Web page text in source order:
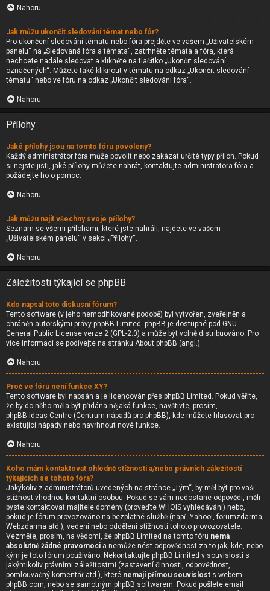
Nahoru
Jak můžu ukončit sledování témat nebo fór?
Pro ukončení sledování tématu nebo fóra přejděte ve vašem „Uživatelském
panelu“ na „Sledovaná fóra a témata“, zatrhněte témata a fóra, která
nechcete nadále sledovat a klikněte na tlačítko „Ukončit sledování
označených“. Můžete také kliknout v tématu na odkaz „Ukončit sledování
tématu“ nebo ve fóru na odkaz „Ukončit sledování fóra“.
Nahoru
Přílohy
Jaké přílohy jsou na tomto fóru povoleny?
Každý administrátor fóra může povolit nebo zakázat určité typy příloh. Pokud
si nejste jisti, jaké přílohy můžete nahrát, kontaktujte administrátora fóra a
požádejte ho o pomoc.
Nahoru
Jak můžu najít všechny svoje přílohy?
Seznam se všemi přílohami, které jste nahráli, najdete ve vašem
„Uživatelském panelu“ v sekci „Přílohy“.
Nahoru
Záležitosti týkající se phpBB
Kdo napsal toto diskusní fórum?
Tento software (v jeho nemodifikované podobě) byl vytvořen, zveřejněn a
chráněn autorskými právy phpBB Limited . phpBB je dostupné pod GNU
General Public License verze 2 (GPL-2.0) a může být volně distribuováno. Pro
více informací se podívejte na stránku About phpBB (angl.).
Nahoru
Proč ve fóru není funkce XY?
Tento software byl napsán a je licencován přes phpBB Limited. Pokud věříte,
že by do něho měla být přidána nějaká funkce, navštivte, prosím,
phpBB Ideas Centre (Centrum nápadů pro phpBB), kde můžete hlasovat pro
existující nápady nebo navrhnout nové funkce.
Nahoru
Koho mám kontaktovat ohledně stížnosti a/nebo právních záležitostí
týkajících se tohoto fóra?
Jakýkoliv z administrátorů uvedených na stránce „Tým“, by měl být pro vaši
stížnost vhodnou kontaktní osobou. Pokud se vám nedostane odpovědi, měli
byste kontaktovat majitele domény (proveďte WHOIS vyhledávání) nebo,
pokud je fórum provozováno na bezplatné službě (např. Yahoo!, forumzdarma,
Webzdarma atd.), vedení nebo oddělení stížností tohoto provozovatele.
Vezměte, prosím, na vědomí, že phpBB Limited na tomto fóru nemá
absolutně žádné pravomoci a nemůže nést odpovědnost za to jak, kde, nebo
kým je toto fórum používáno. Nekontaktujte phpBB Limited v souvislosti s
jakýmikoliv právními záležitostmi (zastavení činnosti, odpovědnost,
pomlouvačný komentář atd.), které nemají přímou souvislost s webem
phpBB.com, nebo se samotným phpBB softwarem. Pokud pošlete email